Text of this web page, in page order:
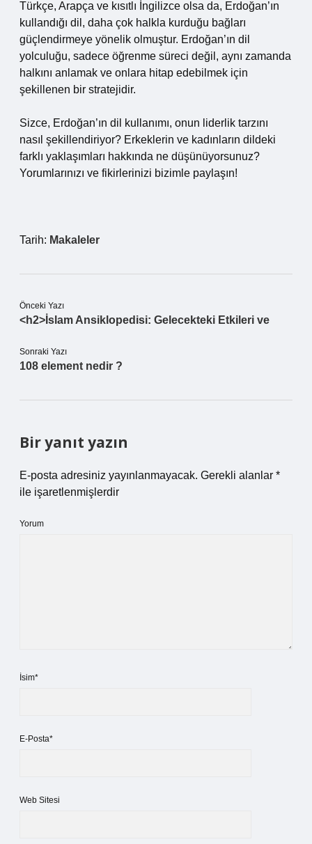
Türkçe, Arapça ve kısıtlı İngilizce olsa da, Erdoğan’ın
kullandığı dil, daha çok halkla kurduğu bağları
güçlendirmeye yönelik olmuştur. Erdoğan’ın dil
yolculuğu, sadece öğrenme süreci değil, aynı zamanda
halkını anlamak ve onlara hitap edebilmek için
şekillenen bir stratejidir.
Sizce, Erdoğan’ın dil kullanımı, onun liderlik tarzını
nasıl şekillendiriyor? Erkeklerin ve kadınların dildeki
farklı yaklaşımları hakkında ne düşünüyorsunuz?
Yorumlarınızı ve fikirlerinizi bizimle paylaşın!
Tarih: Makaleler
Önceki Yazı
<h2>İslam Ansiklopedisi: Gelecekteki Etkileri ve
Sonraki Yazı
108 element nedir ?
Bir yanıt yazın
E-posta adresiniz yayınlanmayacak. Gerekli alanlar *
ile işaretlenmişlerdir
Yorum
İsim*
E-Posta*
Web Sitesi